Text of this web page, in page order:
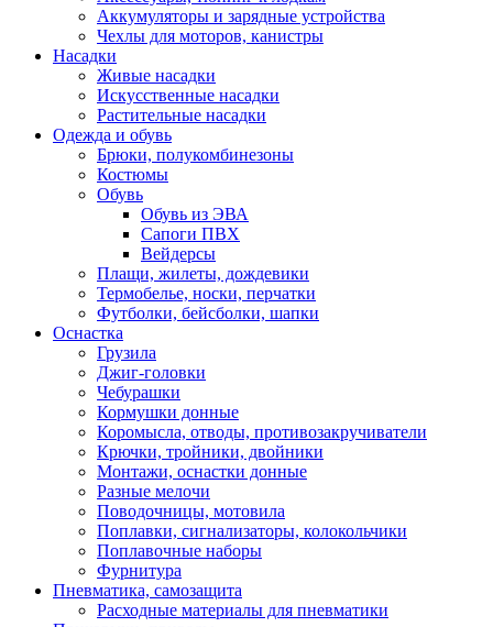
Аккумуляторы и зарядные устройства
Чехлы для моторов, канистры
Насадки
Живые насадки
Искусственные насадки
Растительные насадки
Одежда и обувь
Брюки, полукомбинезоны
Костюмы
Обувь
Обувь из ЭВА
Сапоги ПВХ
Вейдерсы
Плащи, жилеты, дождевики
Термобелье, носки, перчатки
Футболки, бейсболки, шапки
Оснастка
Грузила
Джиг-головки
Чебурашки
Кормушки донные
Коромысла, отводы, противозакручиватели
Крючки, тройники, двойники
Монтажи, оснастки донные
Разные мелочи
Поводочницы, мотовила
Поплавки, сигнализаторы, колокольчики
Поплавочные наборы
Фурнитура
Пневматика, самозащита
Расходные материалы для пневматики